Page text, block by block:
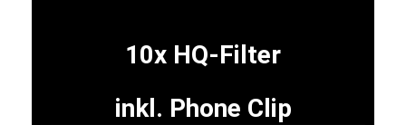
10x HQ-Filter
inkl. Phone Clip